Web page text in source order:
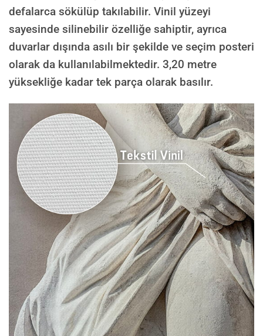
defalarca sökülüp takılabilir. Vinil yüzeyi
sayesinde silinebilir özelliğe sahiptir, ayrıca
duvarlar dışında asılı bir şekilde ve seçim posteri
olarak da kullanılabilmektedir. 3,20 metre
yüksekliğe kadar tek parça olarak basılır.